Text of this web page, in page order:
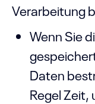
Verarbeitung
Wenn Sie
Daten
Regel Zeit,